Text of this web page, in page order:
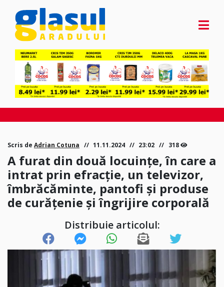
Scris de Adrian Cotuna 11.11.2024 23:02 318
A furat din două locuințe, în care a
intrat prin efracție, un televizor,
îmbrăcăminte, pantofi și produse
de curățenie și îngrijire corporală
Distribuie articolul: